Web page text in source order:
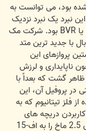
بود، می توانست به
نبرد یک نبرد نزدیک
یا Dog Fight یا خواه یک نبرد دور یا ماورای دید بصری یا BVR بود. شرکت مک
های طراحی بال با جدید ترین متد
پروازهای این
همچون ناپایداری و لرزش
گشت که بعداً با
در پروفیل آن، این
فلز تیتانیوم که به
دریچه های
ورودی موتور متغیر، اجازه دستیابی به سرعت های بالای 2.5 ماخ را به اف-15